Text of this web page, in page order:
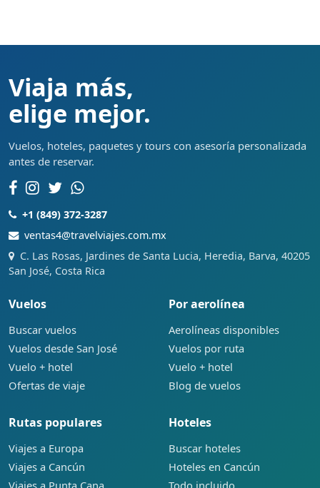
Viaja más,
elige mejor.
Vuelos, hoteles, paquetes y tours con asesoría personalizada
antes de reservar.
+1 (849) 372-3287
ventas4@travelviajes.com.mx
C. Las Rosas, Jardines de Santa Lucia, Heredia, Barva, 40205
San José, Costa Rica
Vuelos
Buscar vuelos
Vuelos desde San José
Vuelo + hotel
Ofertas de viaje
Por aerolínea
Aerolíneas disponibles
Vuelos por ruta
Vuelo + hotel
Blog de vuelos
Rutas populares
Viajes a Europa
Viajes a Cancún
Hoteles
Buscar hoteles
Hoteles en Cancún